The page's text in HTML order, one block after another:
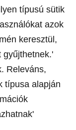
típusú sütik
azok
keresztül,
gyűjthetnek.'
Releváns,
típusa alapján